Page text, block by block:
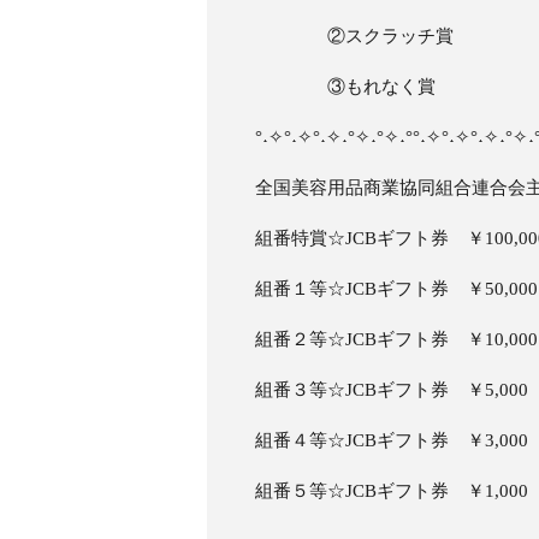
②スクラッチ賞
③もれなく賞
全国美容用品商業協同組合連合会
組番特賞☆JCBギフト券 ￥
組番１等☆JCBギフト券 ￥50,000
組番２等☆JCBギフト券 ￥10,000
組番３等☆JCBギフト券 ￥5,000
組番４等☆JCBギフト券 ￥3,000
組番５等☆JCBギフト券 ￥1,000